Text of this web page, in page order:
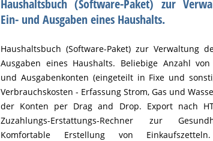
Haushaltsbuch (Software-Paket) zur
Ein- und Ausgaben eines Haushalts.
Haushaltsbuch (Software-Paket) zur Verwaltung
Ausgaben eines Haushalts. Beliebige Anzahl von
und Ausgabenkonten (eingeteilt in Fixe und
Verbrauchskosten - Erfassung Strom, Gas und
der Konten per Drag and Drop. Export nach
Zuzahlungs-Erstattungs-Rechner zur
Komfortable Erstellung von